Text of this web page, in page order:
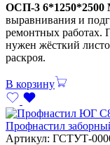
ОСП-3 6*1250*2500
выравнивания и
ремонтных работах.
нужен жёсткий
раскроя.
В корзину
Профнастил
Артикул: ГСТУТ-